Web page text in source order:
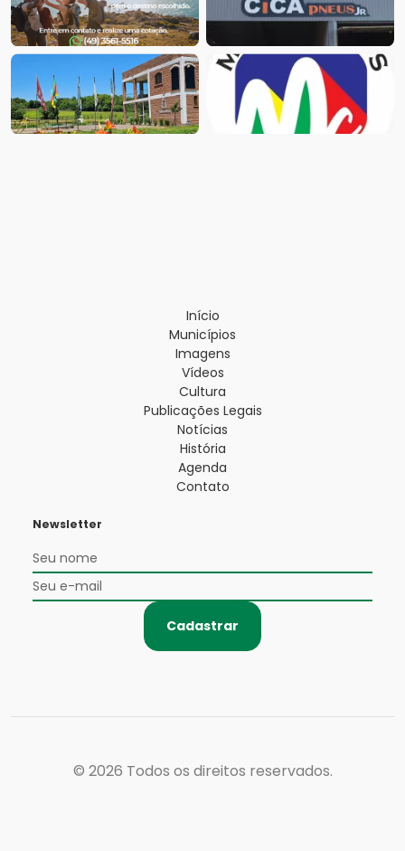
Início
Municípios
Imagens
Vídeos
Cultura
Publicações Legais
Notícias
História
Agenda
Contato
Newsletter
Cadastrar
© 2026 Todos os direitos reservados.